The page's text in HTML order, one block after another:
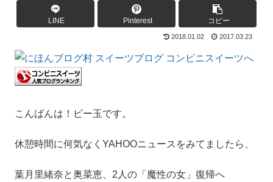
LINE Pinterest コピー
2018.01.02 2017.03.23
こんばんは！ビー玉です。
休憩時間に何気なくYAHOOニュースをみてましたら、
葉月里緒奈と奥菜恵、2人の「魔性の女」復帰へ